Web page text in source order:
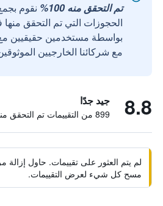
تم التحقق منه 100%
نقوم
الحجوزات التي تم التحقق
مع شركائنا الخارجيين
8.8 جيد جدًا
899 من التقييمات تم التحقق منها
لم يتم العثور على تقييمات. حاول إزالة
مسح كل شيء لعرض التقييمات.